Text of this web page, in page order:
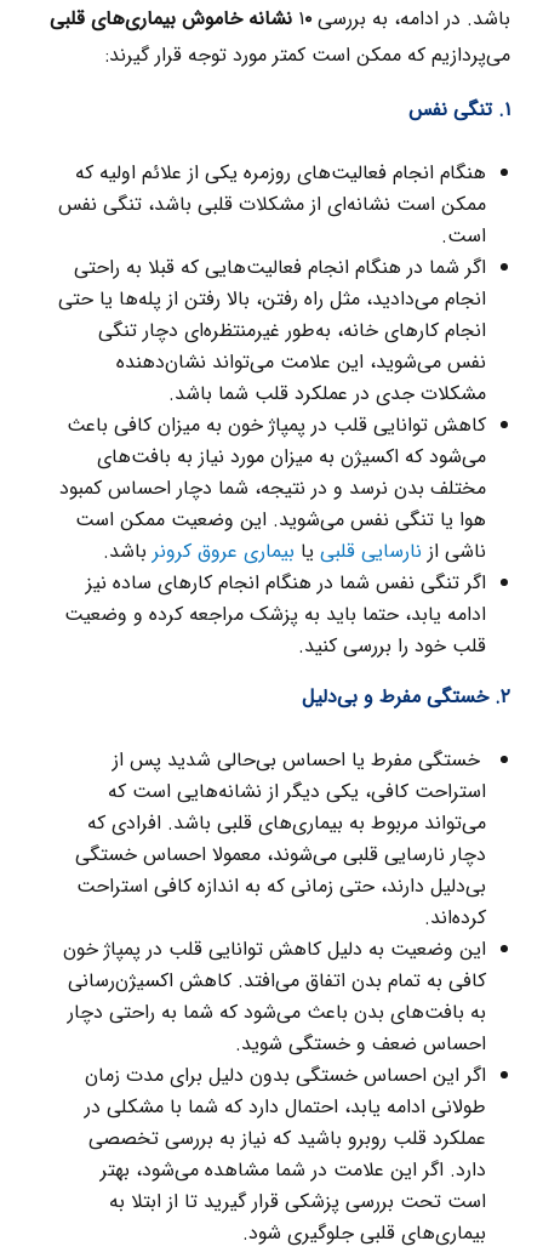
باشد. در ادامه، به بررسی ۱ ۰ نشانه خاموش بیماری‌های قلبی
می‌پردازیم که ممکن است کمتر مورد توجه قرار گیرند:
۱. تنگی نفس
هنگام انجام فعالیت‌های روزمره یکی از علائم اولیه که
ممکن است نشانه‌ای از مشکلات قلبی باشد، تنگی نفس
است.
اگر شما در هنگام انجام فعالیت‌هایی که قبلا به راحتی
انجام می‌دادید، مثل راه رفتن، بالا رفتن از پله‌ها یا حتی
انجام کارهای خانه، به‌طور غیرمنتظره‌ای دچار تنگی
نفس می‌شوید، این علامت می‌تواند نشان‌دهنده
مشکلات جدی در عملکرد قلب شما باشد.
کاهش توانایی قلب در پمپاژ خون به میزان کافی باعث
می‌شود که اکسیژن به میزان مورد نیاز به بافت‌های
مختلف بدن نرسد و در نتیجه، شما دچار احساس کمبود
هوا یا تنگی نفس می‌شوید. این وضعیت ممکن است
ناشی ازنارسایی قلبییا بیماری عروق کرونرباشد.
اگر تنگی نفس شما در هنگام انجام کارهای ساده نیز
ادامه یابد، حتما باید به پزشک مراجعه کرده و وضعیت
قلب خود را بررسی کنید.
۲. خستگی مفرط و بی‌دلیل
خستگی مفرط یا احساس بی‌حالی شدید پس از
استراحت کافی، یکی دیگر از نشانه‌هایی است که
می‌تواند مربوط به بیماری‌های قلبی باشد. افرادی که
دچار نارسایی قلبی می‌شوند، معمولا احساس خستگی
بی‌دلیل دارند، حتی زمانی که به اندازه کافی استراحت
کرده‌اند.
این وضعیت به دلیل کاهش توانایی قلب در پمپاژ خون
کافی به تمام بدن اتفاق می‌افتد. کاهش اکسیژن‌رسانی
به بافت‌های بدن باعث می‌شود که شما به راحتی دچار
احساس ضعف و خستگی شوید.
اگر این احساس خستگی بدون دلیل برای مدت زمان
طولانی ادامه یابد، احتمال دارد که شما با مشکلی در
عملکرد قلب روبرو باشید که نیاز به بررسی تخصصی
دارد. اگر این علامت در شما مشاهده می‌شود، بهتر
است تحت بررسی پزشکی قرار گیرید تا از ابتلا به
بیماری‌های قلبی جلوگیری شود.